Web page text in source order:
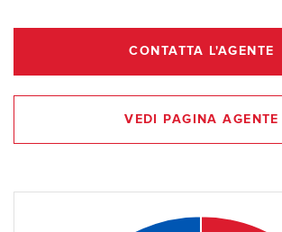
CONTATTA L'AGENTE
VEDI PAGINA AGENTE